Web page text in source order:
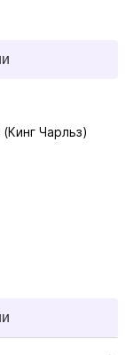
Чарльз)